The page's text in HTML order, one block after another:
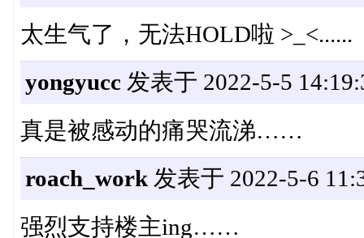
太生气了，无法HOLD啦 >_<......
yongyucc发表于 2022-5-5
真是被感动的痛哭流涕……
roach_work发表于 2022-5-6
强烈支持楼主ing……